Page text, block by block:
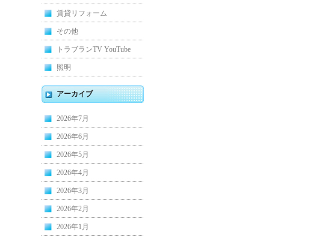
賃貸リフォーム
その他
トラブランTV YouTube
照明
アーカイブ
2026年7月
2026年6月
2026年5月
2026年4月
2026年3月
2026年2月
2026年1月